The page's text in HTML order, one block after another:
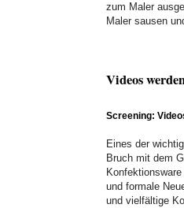
zum Maler
Maler sausen
Videos
Screening:
Eines der
Bruch mit dem
und formale
und vielfältige